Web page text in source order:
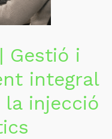
Gestió i
integral
injecció